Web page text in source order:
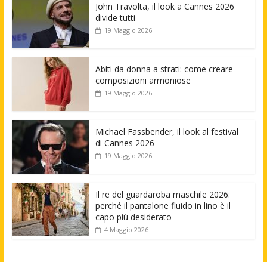
John Travolta, il look a Cannes 2026
divide tutti
19 Maggio 2026
Abiti da donna a strati: come creare
composizioni armoniose
19 Maggio 2026
Michael Fassbender, il look al festival
di Cannes 2026
19 Maggio 2026
Il re del guardaroba maschile 2026:
perché il pantalone fluido in lino è il
capo più desiderato
4 Maggio 2026